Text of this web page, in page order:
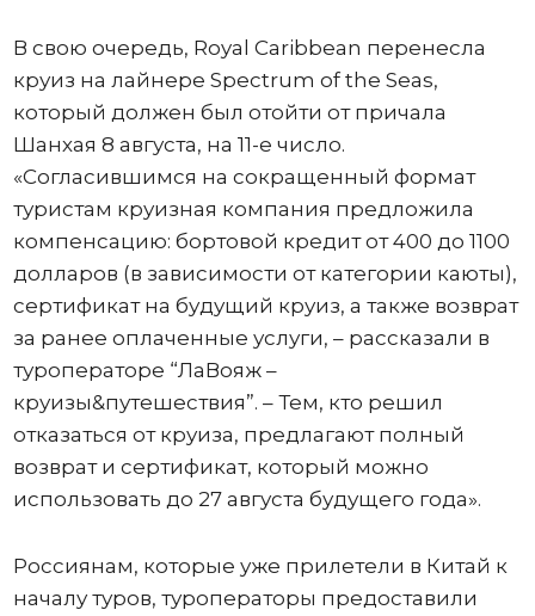
В свою очередь, Royal Caribbean перенесла
круиз на лайнере Spectrum of the Seas,
который должен был отойти от причала
Шанхая 8 августа, на 11-е число.
«Согласившимся на сокращенный формат
туристам круизная компания предложила
компенсацию: бортовой кредит от 400 до 1100
долларов (в зависимости от категории каюты),
сертификат на будущий круиз, а также возврат
за ранее оплаченные услуги, – рассказали в
туроператоре “ЛаВояж –
круизы&путешествия”. – Тем, кто решил
отказаться от круиза, предлагают полный
возврат и сертификат, который можно
использовать до 27 августа будущего года».
Россиянам, которые уже прилетели в Китай к
началу туров, туроператоры предоставили